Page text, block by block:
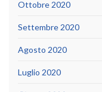
Ottobre 2020
Settembre 2020
Agosto 2020
Luglio 2020